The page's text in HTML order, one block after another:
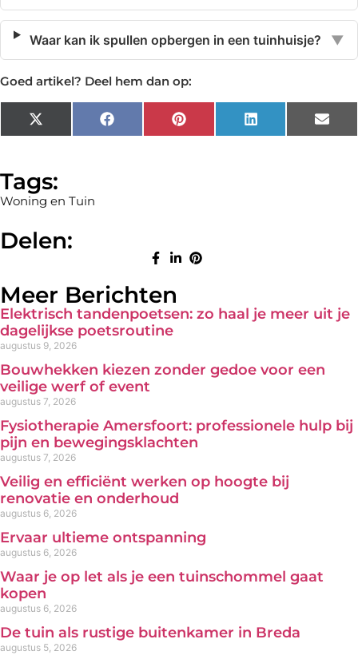
Waar kan ik spullen opbergen in een tuinhuisje? ▼
Goed artikel? Deel hem dan op:
X
(Twitter)
Facebook Pinterest LinkedIn
Tags:
Woning en Tuin
Delen:
Meer Berichten
Elektrisch tandenpoetsen: zo haal je meer uit je
dagelijkse poetsroutine
augustus 9, 2026
Bouwhekken kiezen zonder gedoe voor een
veilige werf of event
augustus 7, 2026
Fysiotherapie Amersfoort: professionele hulp bij
pijn en bewegingsklachten
augustus 7, 2026
Veilig en efficiënt werken op hoogte bij
renovatie en onderhoud
augustus 6, 2026
Ervaar ultieme ontspanning
augustus 6, 2026
Waar je op let als je een tuinschommel gaat
kopen
augustus 6, 2026
De tuin als rustige buitenkamer in Breda
augustus 5, 2026